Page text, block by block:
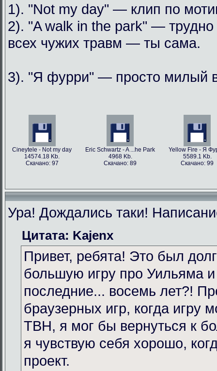
1). "Not my day" — клип по
2). "A walk in the park" —
всех чужих травм — ты сама.
3). "Я фурри" — просто милый
Cineytele - Not my day
14574.18 Kb.
Скачано: 97
Eric Schwartz - A ...he Park
4968 Kb.
Скачано: 89
Yellow Fire - Я
5589.1 Kb.
Скачано: 99
Ура! Дождались таки!
Цитата: Kajenx
Привет, ребята! Это был
большую игру про Уильяма
последние... восемь лет?!
браузерных игр, когда игру
TBH, я мог бы вернуться к
я чувствую себя хорошо,
проект.